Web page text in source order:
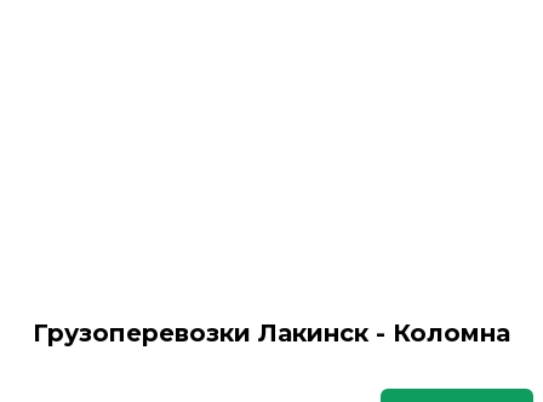
Грузоперевозки Лакинск - Коломна